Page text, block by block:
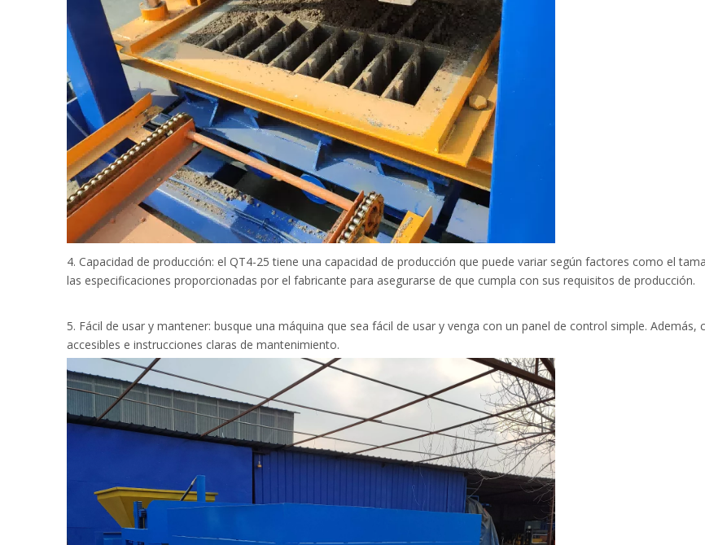
4. Capacidad de producción: el QT4-25 tiene una capacidad de producción que puede variar según factores como el
las especificaciones proporcionadas por el fabricante para asegurarse de que cumpla con sus requisitos de producción.
5. Fácil de usar y mantener: busque una máquina que sea fácil de usar y venga con un panel de control simple.
accesibles e instrucciones claras de mantenimiento.